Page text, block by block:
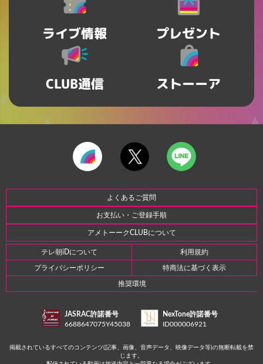
ライブ情報 プレゼント
CLUB通信 ストーーア
よくあるご質問
お支払い・ご登録手順
アメトーークCLUBについて
テレ朝iDについて 利用規約
プライバシーポリシー 特商法に基づく表示
推奨環境
JASRAC許諾番号
6688647075Y45038
NexTone許諾番号
ID000006921
掲載されているすべてのコンテンツ(記事、画像、音声データ、映像データ等)の無断転載を禁
じます。